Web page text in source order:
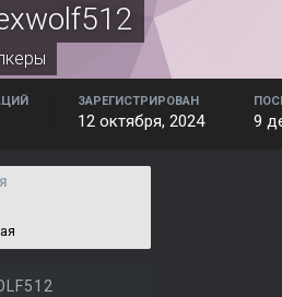
ЗАРЕГИСТРИРОВАН
12 октября, 2024 9